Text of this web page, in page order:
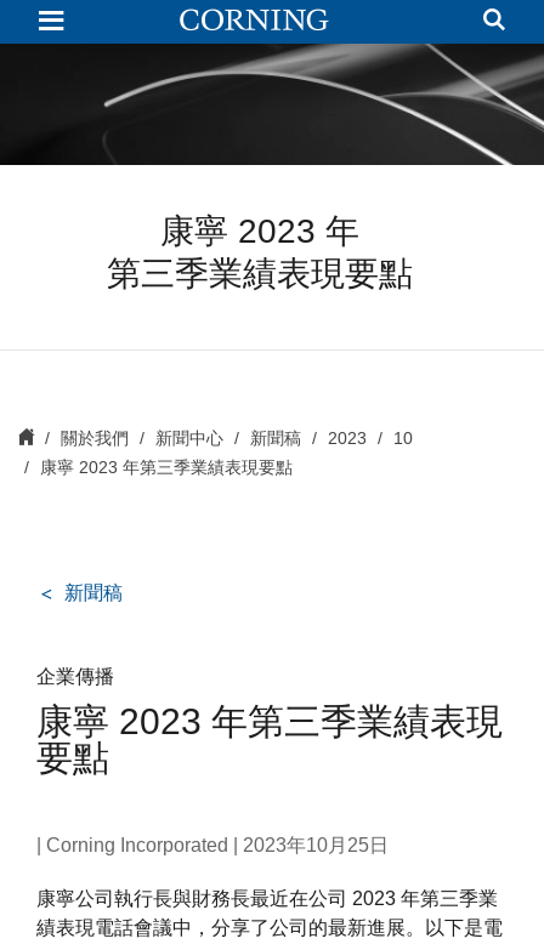
2023
績
康寧 2023 年
第三季業績表現要點
關於我們 新聞中心 新聞稿 2023
10
康寧 2023 年第三季業績表現要點
新聞稿
企業傳播
康寧 2023 年第三季業績表現
要點
| Corning Incorporated | 2023年10月25日
康寧公司執行長與財務長最近在公司 2023 年第三季業
績表現電話會議中，分享了公司的最新進展。以下是電